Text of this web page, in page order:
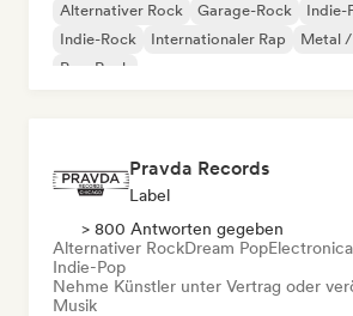
Alternativer Rock Garage-Rock Indie-
Indie-Rock
Internationaler Rap
Metal
Pop-Rock
Pravda Records
Label
> 800 Antworten gegeben
Alternativer RockDream PopElectronica
Indie-Pop
Nehme Künstler unter Vertrag oder
Musik